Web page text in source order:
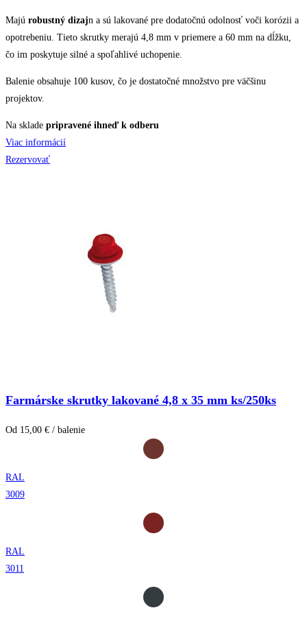
Majú robustný dizajn a sú lakované pre dodatočnú odolnosť voči korózii a
opotrebeniu. Tieto skrutky merajú 4,8 mm v priemere a 60 mm na dĺžku,
čo im poskytuje silné a spoľahlivé uchopenie.
Balenie obsahuje 100 kusov, čo je dostatočné množstvo pre väčšinu
projektov.
Na sklade pripravené ihneď k odberu
Viac informácií
Rezervovať
Farmárske skrutky lakované 4,8 x 35 mm ks/250ks
Od 15,00 € / balenie
RAL
3009
RAL
3011